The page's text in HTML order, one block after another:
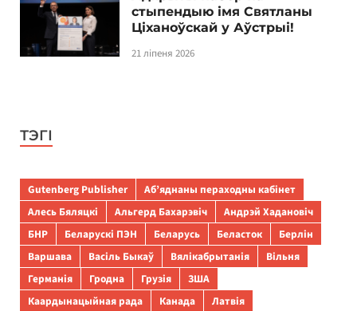
стыпендыю імя Святланы
Ціханоўскай у Аўстрыі!
21 ліпеня 2026
ТЭГІ
Gutenberg Publisher
Аб’яднаны пераходны кабінет
Алесь Бяляцкі
Альгерд Бахарэвіч
Андрэй Хадановіч
БНР
Беларускі ПЭН Беларусь Беласток
Берлін
Варшава
Васіль Быкаў Вялікабрытанія
Вільня
Германія
Гродна Грузія
ЗША
Каардынацыйная рада
Канада
Латвія